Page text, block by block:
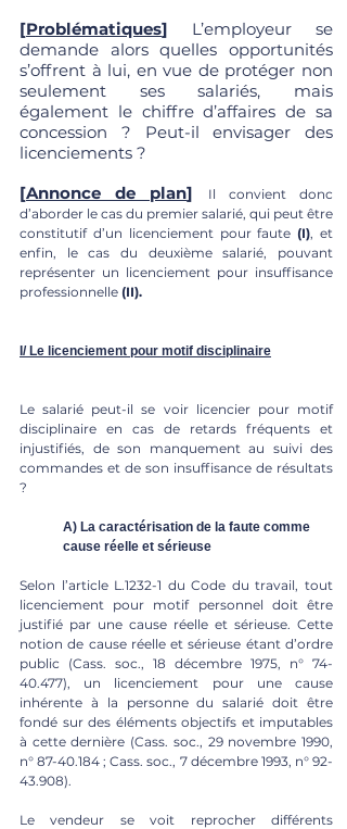
[Problématiques] L’employeur se
demande alors quelles opportunités
s’offrent à lui, en vue de protéger non
seulement ses salariés, mais
également le chiffre d’affaires de sa
concession ? Peut-il envisager des
licenciements ?
[Annonce de plan]
Il convient donc
d’aborder le cas du premier salarié, qui peut être
constitutif d’un licenciement pour faute (I), et
enfin, le cas du deuxième salarié, pouvant
représenter un licenciement pour insuffisance
professionnelle (II).
I/ Le licenciement pour motif disciplinaire
Le salarié peut-il se voir licencier pour motif
disciplinaire en cas de retards fréquents et
injustifiés, de son manquement au suivi des
commandes et de son insuffisance de résultats
?
A) La caractérisation de la faute comme
cause réelle et sérieuse
Selon l’article L.1232-1 du Code du travail, tout
licenciement pour motif personnel doit être
justifié par une cause réelle et sérieuse. Cette
notion de cause réelle et sérieuse étant d’ordre
public (Cass. soc., 18 décembre 1975, n° 74-
40.477), un licenciement pour une cause
inhérente à la personne du salarié doit être
fondé sur des éléments objectifs et imputables
à cette dernière (Cass. soc., 29 novembre 1990,
n° 87-40.184 ; Cass. soc., 7 décembre 1993, n° 92-
43.908).
Le vendeur se voit reprocher différents